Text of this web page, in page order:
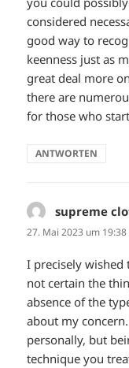
considered
good way to
keenness just as
great deal more
there are
for those who
ANTWORTEN
supreme
27. Mai 2023 um
I precisely wished
not certain the
absence of the
about my
personally, but
technique you